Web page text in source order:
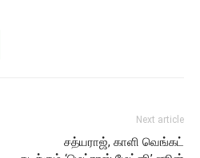
Next article
சத்யராஜ், காளி வெங்கட்